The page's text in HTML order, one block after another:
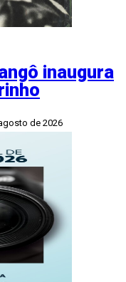
inaugura
de 2026